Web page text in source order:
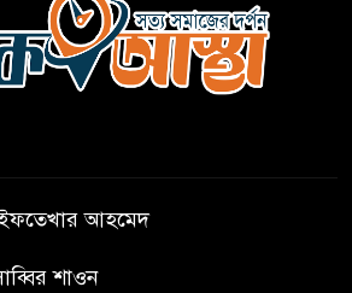
গণঅভ্যুত্থানকে ত্বরান্বিত করেছিল
প্রধানমন্ত্রীর সম্ভাব্য সফর ঘিরে
পিস্তল ইয়াবাসহ আটক-১
আহমেদ
শাওন